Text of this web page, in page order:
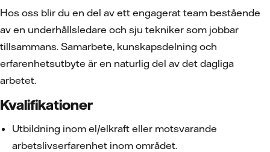
Hos oss blir du en del av ett engagerat team bestående
av en underhållsledare och sju tekniker som jobbar
tillsammans. Samarbete, kunskapsdelning och
erfarenhetsutbyte är en naturlig del av det dagliga
arbetet.
Kvalifikationer
Utbildning inom el/elkraft eller motsvarande
arbetslivserfarenhet inom området.